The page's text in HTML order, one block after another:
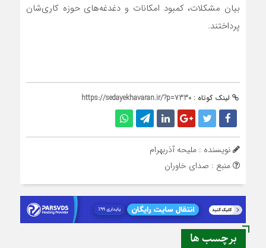
بیان مشکلات، کمبود امکانات و دغدغه‌های حوزه کاری‌شان
پرداختند.
لینک کوتاه : https://sedayekhavaran.ir/?p=7330
نویسنده : ملیحه آذربهرام
منبع : صدای خاوران
برچسب ها